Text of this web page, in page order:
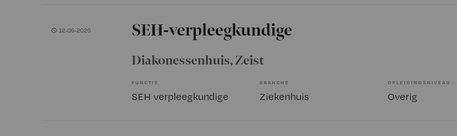
12-06-2026 SEH-verpleegkundige
Diakonessenhuis, Zeist
FUNCTIE
SEH verpleegkundige
BRANCHE
Ziekenhuis
OPLEIDINGSNIVEAU
Overig